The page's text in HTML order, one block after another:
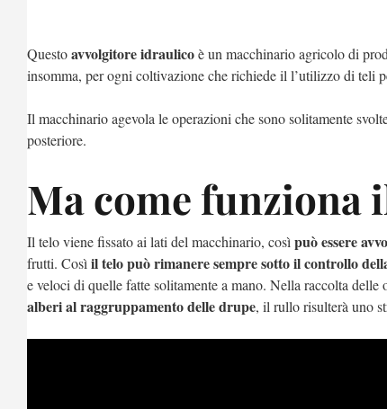
Questoavvolgitore idraulicoè un macchinario agricolo di
insomma, per ogni coltivazione che richiede il l’utilizzo di teli
Il macchinario agevola le operazioni che sono solitamente
posteriore.
Ma come funziona
Il telo viene fissato ai lati del macchinario, così può essere
frutti. Così il telo può rimanere sempre sotto il controllo
e veloci di quelle fatte solitamente a mano. Nella raccolta
alberi al raggruppamento delle drupe, il rullo risulterà uno